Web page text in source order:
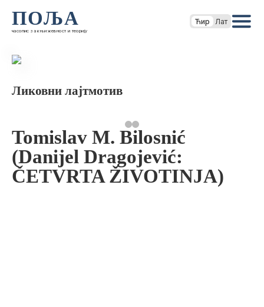
ПОЉА
часопис за књижевност и теорију
Ћир Лат
Ликовни лајтмотив
Tomislav M. Bilosnić
(Danijel Dragojević:
ČETVRTA ŽIVOTINJA)